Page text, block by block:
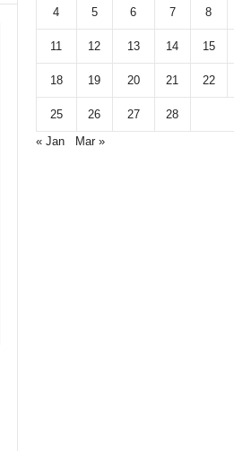
4 5 6 7 8
11 12 13 14 15
18 19 20 21 22
25 26 27
28
« Jan
Mar »